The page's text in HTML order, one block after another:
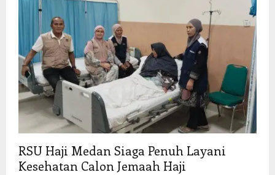
RSU Haji Medan Siaga Penuh Layani
Kesehatan Calon Jemaah Haji